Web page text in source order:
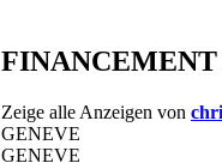
FINANCEMENT
Zeige alle Anzeigen von
GENEVE
GENEVE